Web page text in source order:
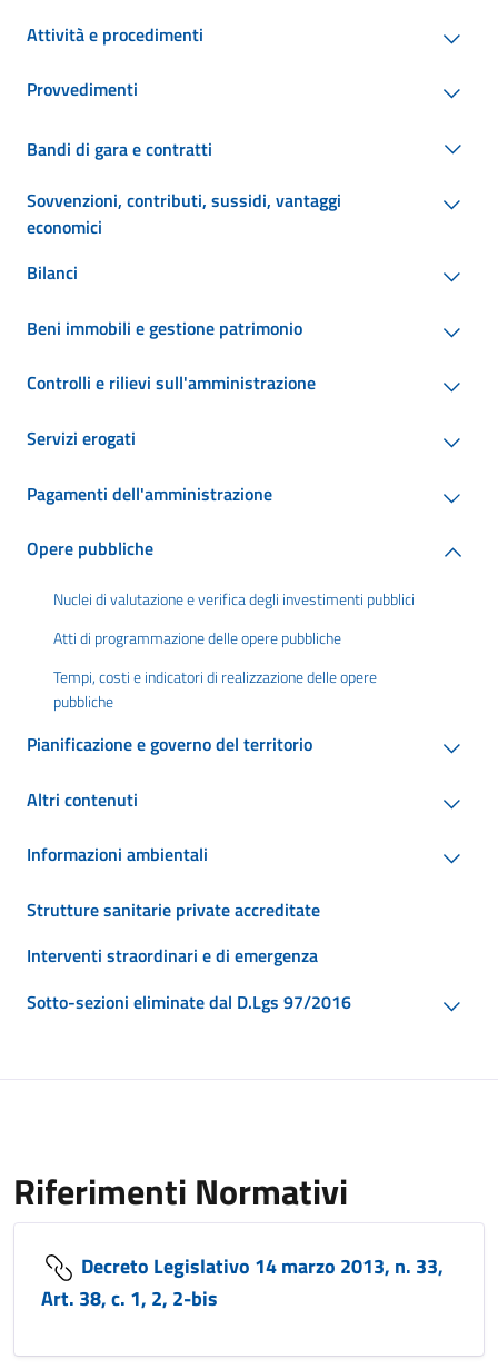
Attività e procedimenti
Provvedimenti
Bandi di gara e contratti
Sovvenzioni, contributi, sussidi, vantaggi
economici
Bilanci
Beni immobili e gestione patrimonio
Controlli e rilievi sull'amministrazione
Servizi erogati
Pagamenti dell'amministrazione
Opere pubbliche
Nuclei di valutazione e verifica degli investimenti pubblici
Atti di programmazione delle opere pubbliche
Tempi, costi e indicatori di realizzazione delle opere
pubbliche
Pianificazione e governo del territorio
Altri contenuti
Informazioni ambientali
Strutture sanitarie private accreditate
Interventi straordinari e di emergenza
Sotto-sezioni eliminate dal D.Lgs 97/2016
Riferimenti Normativi
Decreto Legislativo 14 marzo 2013, n. 33,
Art. 38, c. 1, 2, 2-bis